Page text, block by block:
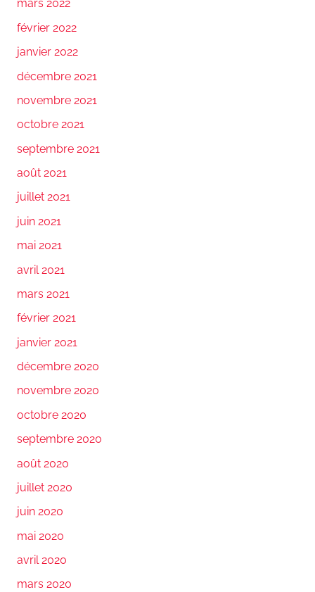
mars 2022
février 2022
janvier 2022
décembre 2021
novembre 2021
octobre 2021
septembre 2021
août 2021
juillet 2021
juin 2021
mai 2021
avril 2021
mars 2021
février 2021
janvier 2021
décembre 2020
novembre 2020
octobre 2020
septembre 2020
août 2020
juillet 2020
juin 2020
mai 2020
avril 2020
mars 2020